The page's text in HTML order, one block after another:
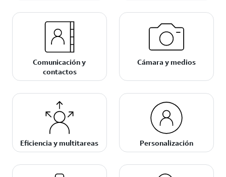
Comunicación y
contactos
Cámara y medios
Eficiencia y multitareas Personalización